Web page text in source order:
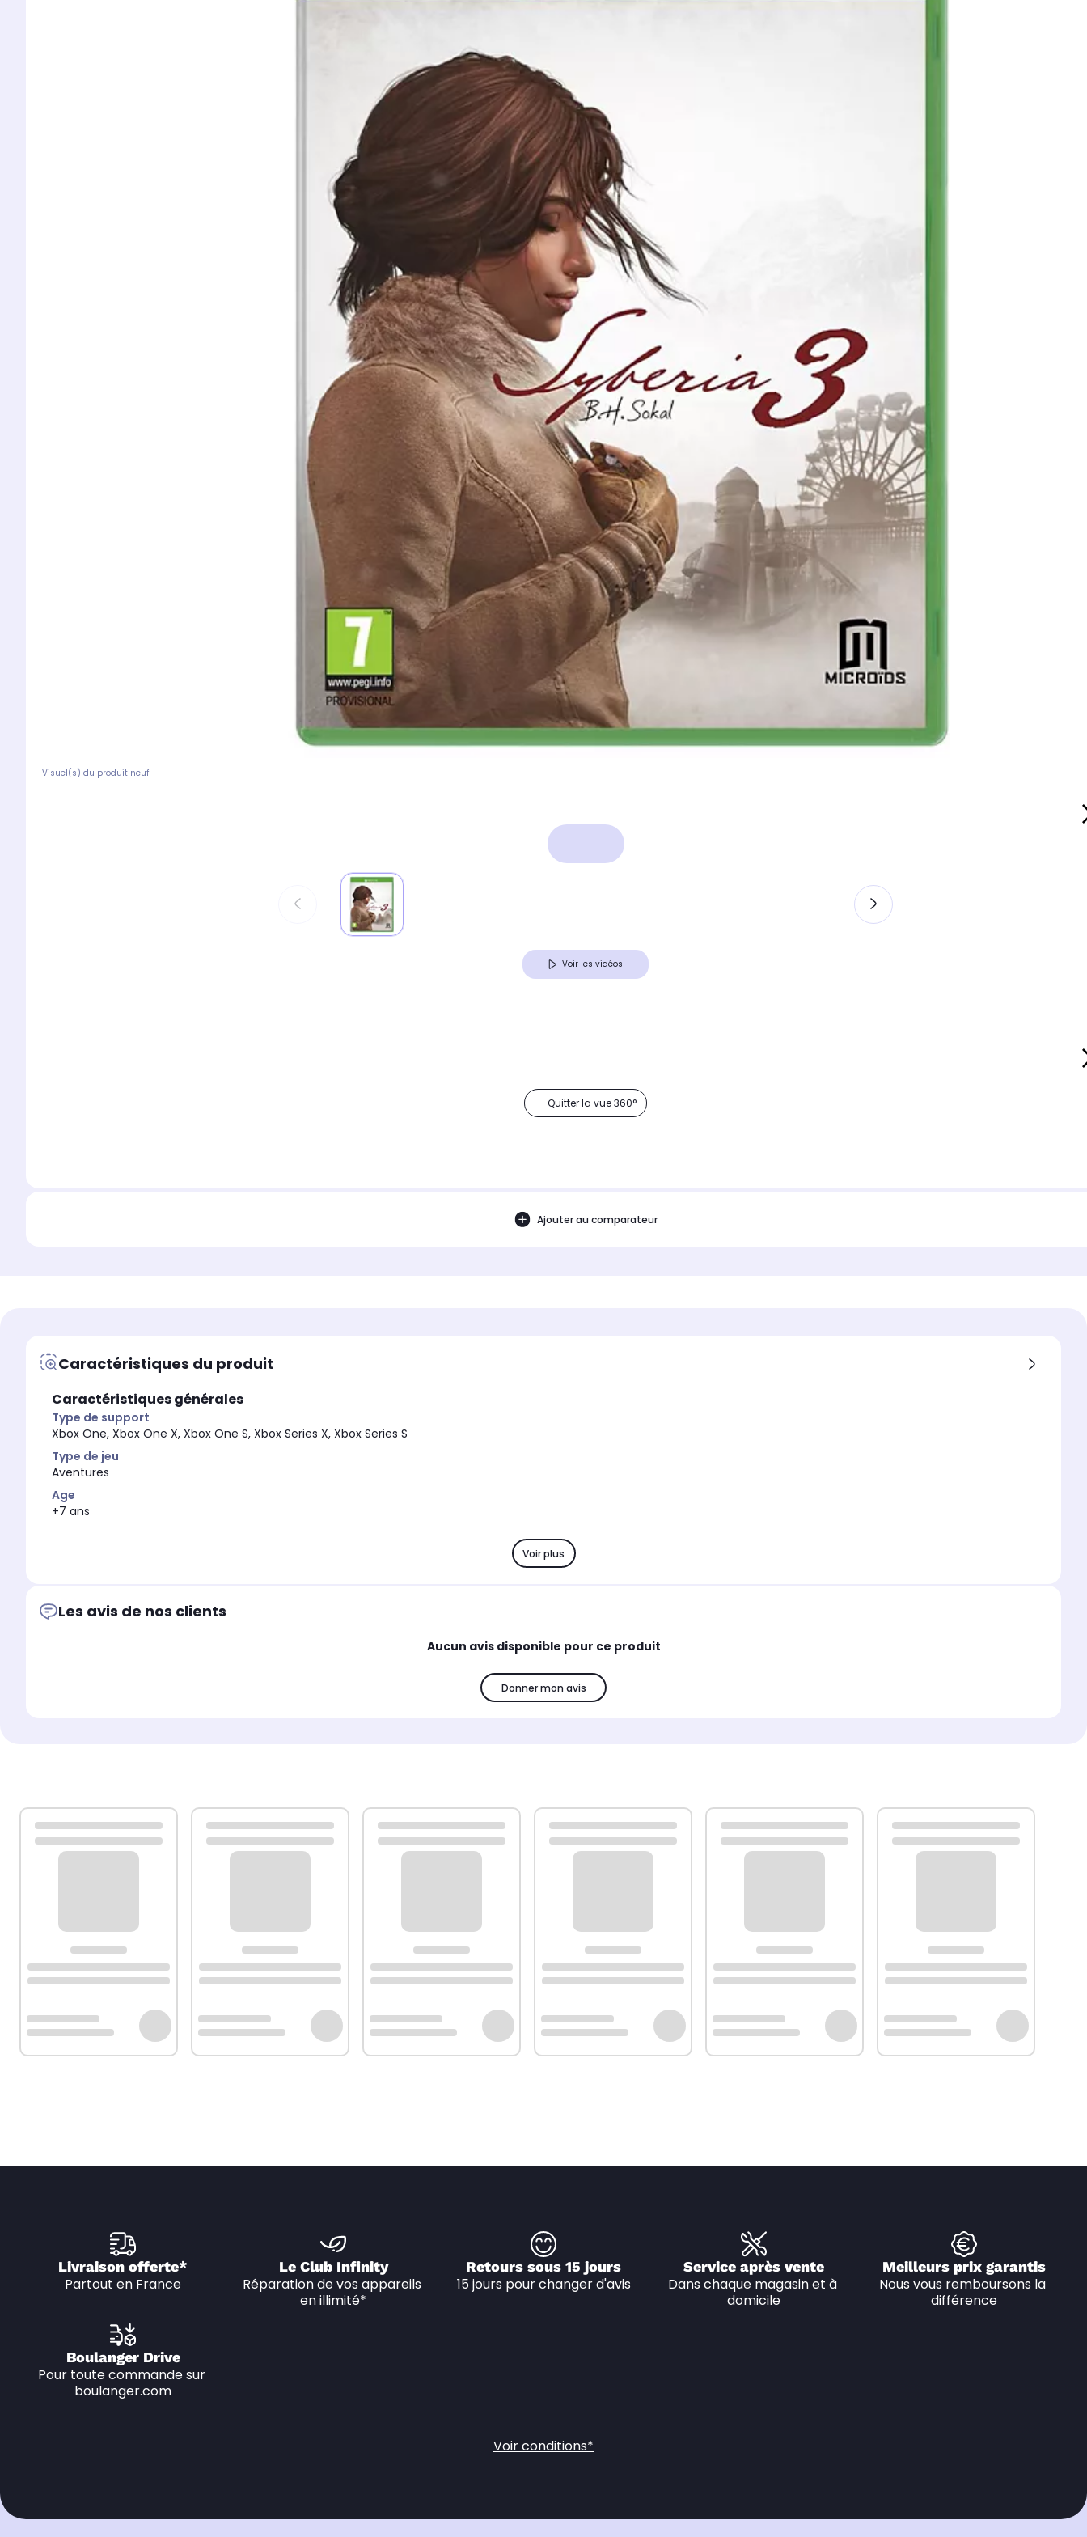
Visuel(s) du produit neuf
Voir les vidéos
Quitter la vue 360°
Ajouter au comparateur
Caractéristiques du produit
Caractéristiques générales
Type de support
Xbox One, Xbox One X, Xbox One S, Xbox Series X, Xbox Series S
Type de jeu
Aventures
Age
+7 ans
Voir plus
Les avis de nos clients
Aucun avis disponible pour ce produit
Donner mon avis
Livraison offerte*
Partout en France
Le Club Infinity
Réparation de vos appareils
en illimité*
Retours sous 15 jours
15 jours pour changer d'avis
Service après vente
Dans chaque magasin et à
domicile
Meilleurs prix garantis
Nous vous remboursons la
différence
Boulanger Drive
Pour toute commande sur
boulanger.com
Voir conditions*